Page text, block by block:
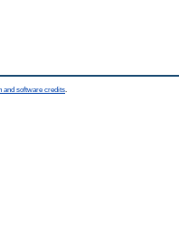
and software credits